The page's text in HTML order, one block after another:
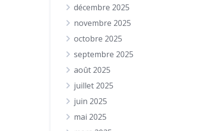
décembre 2025
novembre 2025
octobre 2025
septembre 2025
août 2025
juillet 2025
juin 2025
mai 2025